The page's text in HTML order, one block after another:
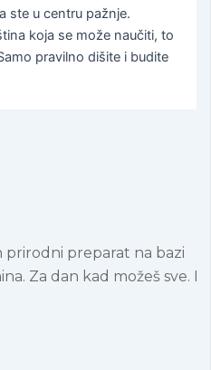
ste u centru pažnje.
koja se može naučiti, to
pravilno dišite i budite
prirodni preparat na bazi
Za dan kad možeš sve. I